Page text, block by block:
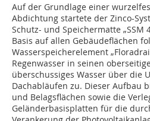
Auf der Grundlage einer
Abdichtung startete der Zinco-
Schutz- und Speichermatte „SSM
Basis auf allen Gebäudeflächen
Wasserspeicherelement
Regenwasser in seinen
überschussiges Wasser über die
Dachabläufen zu. Dieser Aufbau
und Belagsflächen sowie die
Geländerbasisplatten für die